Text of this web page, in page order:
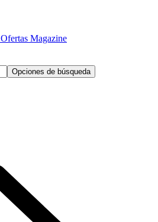
Ofertas Magazine
Opciones de búsqueda